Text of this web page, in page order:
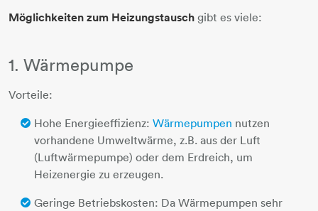
Möglichkeiten zum Heizungstausch gibt es viele:
1. Wärmepumpe
Vorteile:
Hohe Energieeffizienz: Wärmepumpen nutzen
vorhandene Umweltwärme, z.B. aus der Luft
(Luftwärmepumpe) oder dem Erdreich, um
Heizenergie zu erzeugen.
Geringe Betriebskosten: Da Wärmepumpen sehr